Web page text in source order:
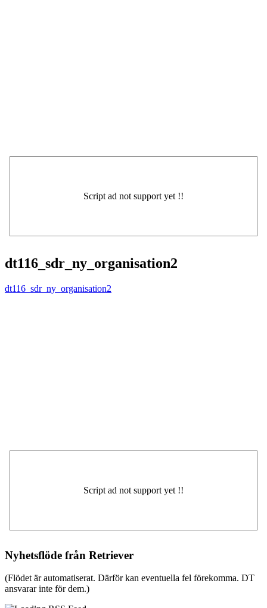
dt116_sdr_ny_organisation2
dt116_sdr_ny_organisation2
Nyhetsflöde från Retriever
(Flödet är automatiserat. Därför kan eventuella fel förekomma. DT
ansvarar inte för dem.)